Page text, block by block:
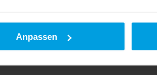
Anpassen